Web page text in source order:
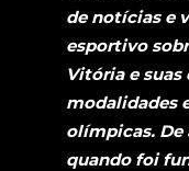
de notícias e
esportivo
Vitória e suas
modalidades
olímpicas. De
quando foi